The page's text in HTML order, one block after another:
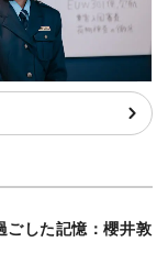
ごした記憶：櫻井敦